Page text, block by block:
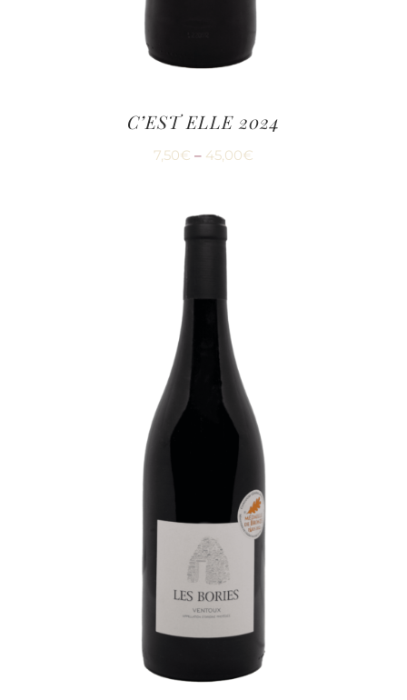
C’EST ELLE 2024
7,50€ – 45,00€